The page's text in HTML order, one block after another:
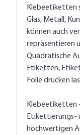
Klebeetiketten
Glas, Metall,
können auch
repräsentieren
Quadratische
Etiketten,
Folie drucken
Klebeetiketten
Etikettierungs-
hochwertigen